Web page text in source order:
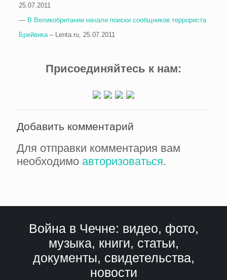
25.07.2011
— В Великобритании начали поиски сообщников террориста
Брейвика– Lenta.ru, 25.07.2011
Присоединяйтесь к нам:
Добавить комментарий
Для отправки комментария вам
необходимо авторизоваться.
Война в Чечне: видео, фото,
музыка, книги, статьи,
документы, свидетельства,
новости